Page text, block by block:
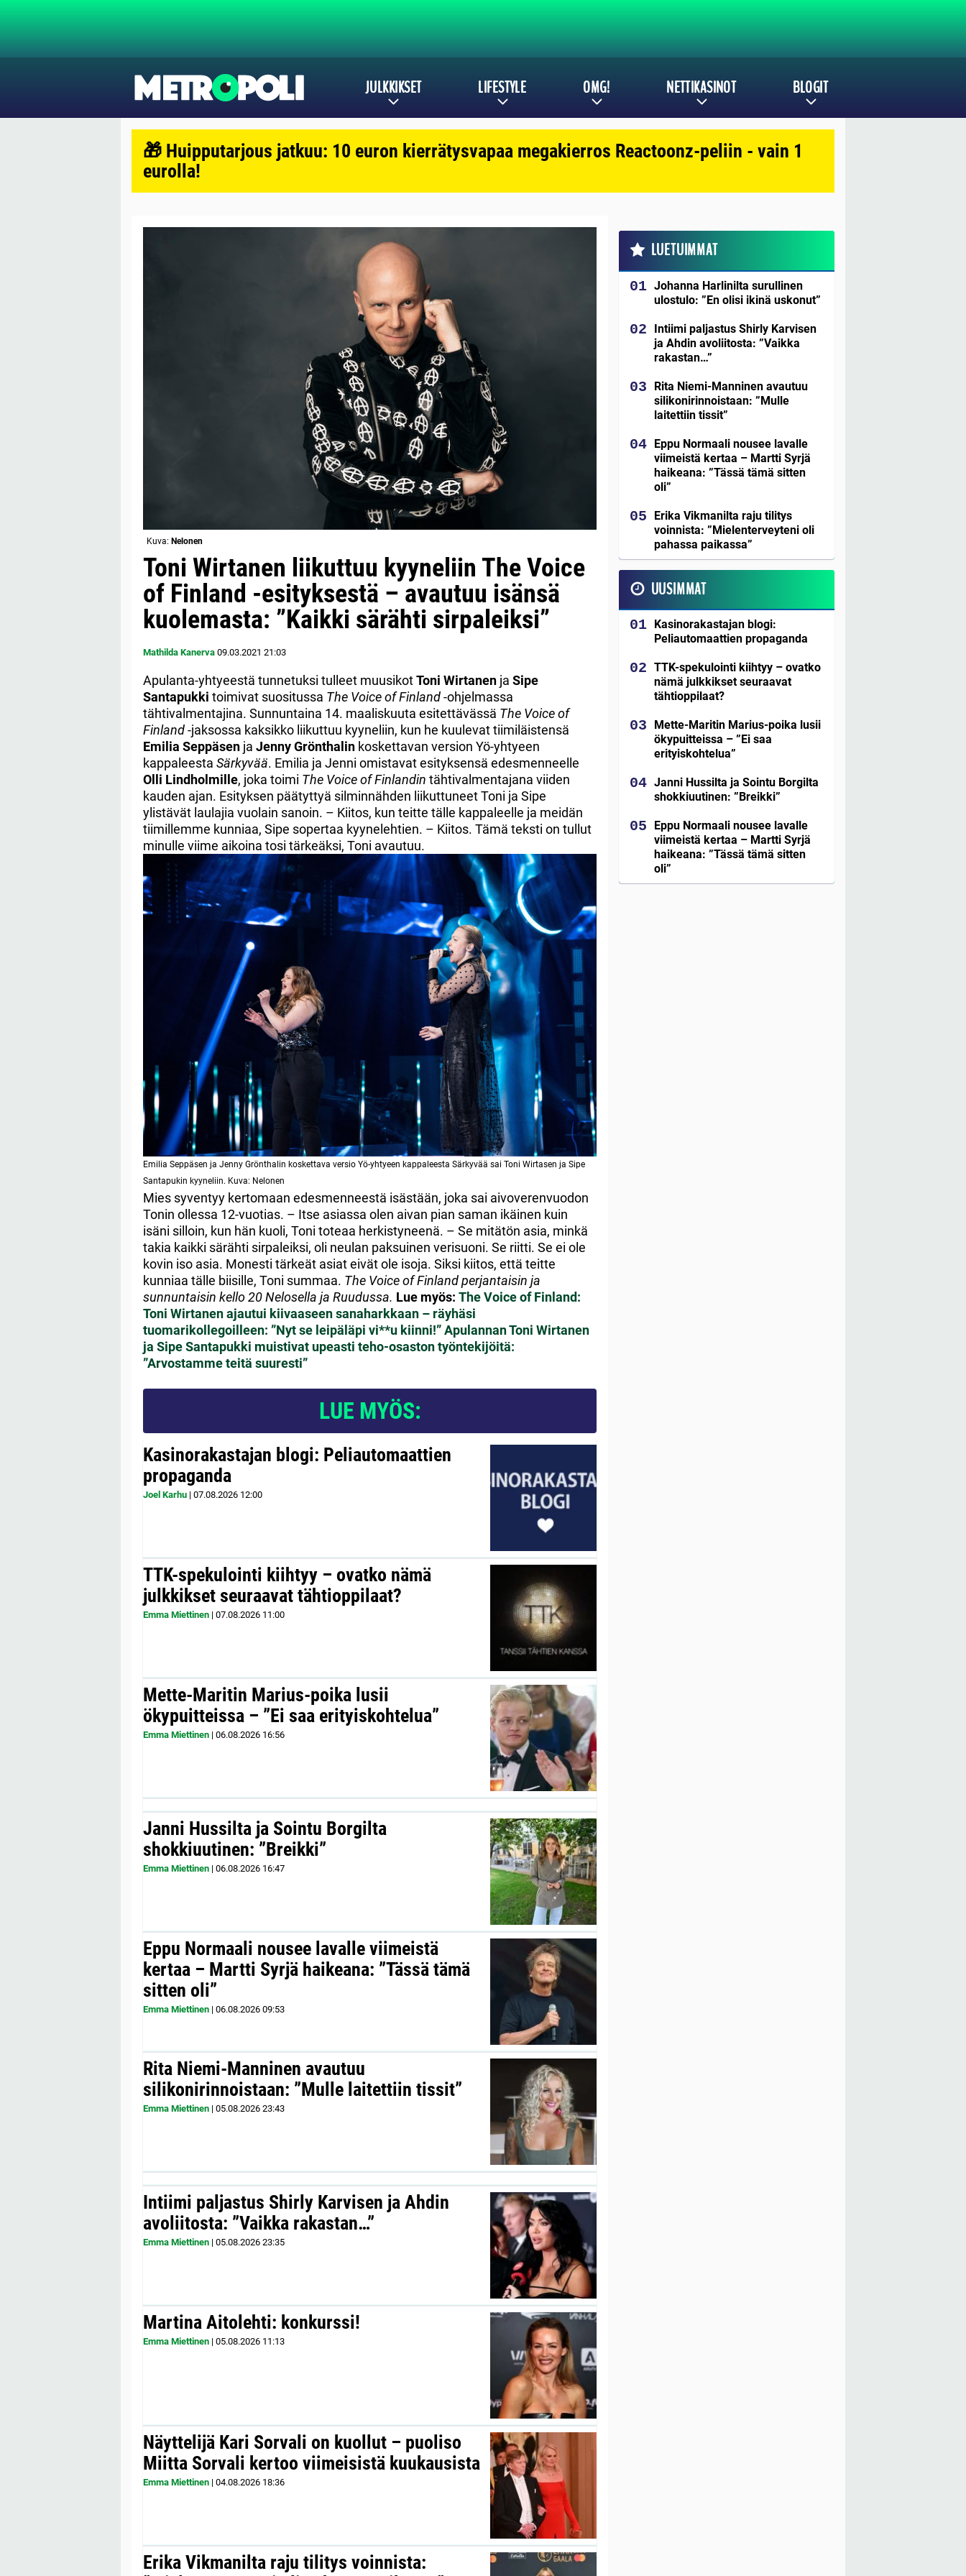
JULKKIKSET LIFESTYLE OMG! NETTIKASINOT BLOGIT
🎁 Huipputarjous jatkuu: 10 euron kierrätysvapaa megakierros Reactoonz-peliin - vain 1
eurolla!
Kuva: Nelonen
Toni Wirtanen liikuttuu kyyneliin The Voice
of Finland -esityksestä – avautuu isänsä
kuolemasta: ”Kaikki särähti sirpaleiksi”
Mathilda Kanerva 09.03.2021 21:03
Apulanta-yhtyeestä tunnetuksi tulleet muusikotToni Wirtanen ja Sipe
Santapukki toimivat suositussa The Voice of Finland-ohjelmassa
tähtivalmentajina. Sunnuntaina 14. maaliskuuta esitettävässä The Voice of
Finland-jaksossa kaksikko liikuttuu kyyneliin, kun he kuulevat tiimiläistensä
Emilia Seppäsen ja Jenny Grönthalin koskettavan version Yö-yhtyeen
kappaleesta Särkyvää. Emilia ja Jenni omistavat esityksensä edesmenneelle
Olli Lindholmille, joka toimi The Voice of Finlandin tähtivalmentajana viiden
kauden ajan. Esityksen päätyttyä silminnähden liikuttuneet Toni ja Sipe
ylistävät laulajia vuolain sanoin. – Kiitos, kun teitte tälle kappaleelle ja meidän
tiimillemme kunniaa, Sipe sopertaa kyynelehtien. – Kiitos. Tämä teksti on tullut
minulle viime aikoina tosi tärkeäksi, Toni avautuu.
Emilia Seppäsen ja Jenny Grönthalin koskettava versio Yö-yhtyeen kappaleesta Särkyvää sai Toni Wirtasen ja Sipe
Santapukin kyyneliin. Kuva: Nelonen
Mies syventyy kertomaan edesmenneestä isästään, joka sai aivoverenvuodon
Tonin ollessa 12-vuotias. – Itse asiassa olen aivan pian saman ikäinen kuin
isäni silloin, kun hän kuoli, Toni toteaa herkistyneenä. – Se mitätön asia, minkä
takia kaikki särähti sirpaleiksi, oli neulan paksuinen verisuoni. Se riitti. Se ei ole
kovin iso asia. Monesti tärkeät asiat eivät ole isoja. Siksi kiitos, että teitte
kunniaa tälle biisille, Toni summaa. The Voice of Finland perjantaisin ja
sunnuntaisin kello 20 Nelosella ja Ruudussa. Lue myös: The Voice of Finland:
Toni Wirtanen ajautui kiivaaseen sanaharkkaan – räyhäsi
tuomarikollegoilleen: ”Nyt se leipäläpi vi**u kiinni!”Apulannan Toni Wirtanen
ja Sipe Santapukki muistivat upeasti teho-osaston työntekijöitä:
”Arvostamme teitä suuresti”
LUE MYÖS:
Kasinorakastajan blogi: Peliautomaattien
propaganda
Joel Karhu | 07.08.2026 12:00
TTK-spekulointi kiihtyy – ovatko nämä
julkkikset seuraavat tähtioppilaat?
Emma Miettinen | 07.08.2026 11:00
Mette-Maritin Marius-poika lusii
ökypuitteissa – ”Ei saa erityiskohtelua”
Emma Miettinen | 06.08.2026 16:56
Janni Hussilta ja Sointu Borgilta
shokkiuutinen: ”Breikki”
Emma Miettinen | 06.08.2026 16:47
Eppu Normaali nousee lavalle viimeistä
kertaa – Martti Syrjä haikeana: ”Tässä tämä
sitten oli”
Emma Miettinen | 06.08.2026 09:53
Rita Niemi-Manninen avautuu
silikonirinnoistaan: ”Mulle laitettiin tissit”
Emma Miettinen | 05.08.2026 23:43
Intiimi paljastus Shirly Karvisen ja Ahdin
avoliitosta: ”Vaikka rakastan…”
Emma Miettinen | 05.08.2026 23:35
Martina Aitolehti: konkurssi!
Emma Miettinen | 05.08.2026 11:13
Näyttelijä Kari Sorvali on kuollut – puoliso
Miitta Sorvali kertoo viimeisistä kuukausista
Emma Miettinen | 04.08.2026 18:36
Erika Vikmanilta raju tilitys voinnista:
LUETUIMMAT
Johanna Harlinilta surullinen
ulostulo: ”En olisi ikinä uskonut”
Intiimi paljastus Shirly Karvisen
ja Ahdin avoliitosta: ”Vaikka
rakastan…”
Rita Niemi-Manninen avautuu
silikonirinnoistaan: ”Mulle
laitettiin tissit”
Eppu Normaali nousee lavalle
viimeistä kertaa – Martti Syrjä
haikeana: ”Tässä tämä sitten
oli”
Erika Vikmanilta raju tilitys
voinnista: ”Mielenterveyteni oli
pahassa paikassa”
UUSIMMAT
Kasinorakastajan blogi:
Peliautomaattien propaganda
TTK-spekulointi kiihtyy – ovatko
nämä julkkikset seuraavat
tähtioppilaat?
Mette-Maritin Marius-poika lusii
ökypuitteissa – ”Ei saa
erityiskohtelua”
Janni Hussilta ja Sointu Borgilta
shokkiuutinen: ”Breikki”
Eppu Normaali nousee lavalle
viimeistä kertaa – Martti Syrjä
haikeana: ”Tässä tämä sitten
oli”